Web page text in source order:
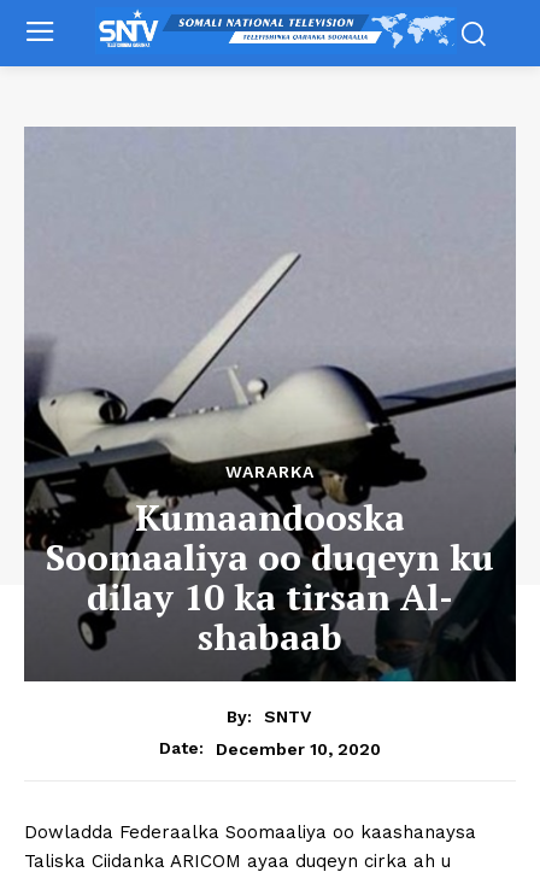
WARARKA
Kumaandooska
Soomaaliya oo duqeyn ku
dilay 10 ka tirsan Al-
shabaab
By:
SNTV
Date:
December 10, 2020
Dowladda Federaalka Soomaaliya oo kaashanaysa
Taliska Ciidanka ARICOM ayaa duqeyn cirka ah u